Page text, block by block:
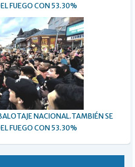
FUEGO CON 53.30%
NACIONAL.TAMBIÉN SE
FUEGO CON 53.30%